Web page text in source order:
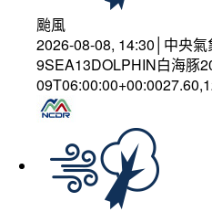
颱風
2026-08-08, 14:30│中央氣
9SEA13DOLPHIN白海豚